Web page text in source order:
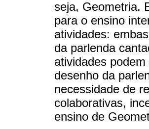
seja, Geometria.
para o ensino
atividades:
da parlenda
atividades
desenho da
necessidade de
colaborativas,
ensino de